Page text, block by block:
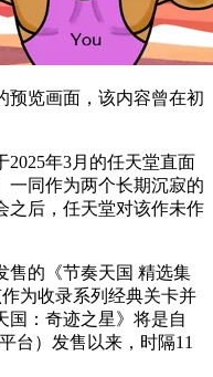
预览画面，该内容曾在初
2025年3月的任天堂直面
一同作为两个长期沉寂的
之后，任天堂对该作未作
售的《节奏天国 精选集
为收录系列经典关卡并
国：奇迹之星》将是自
台）发售以来，时隔11